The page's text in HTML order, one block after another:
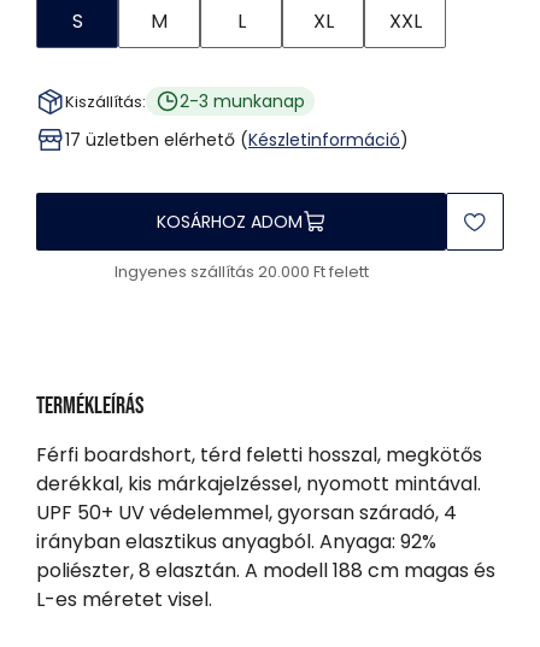
S M L XL XXL
Kiszállítás:
2-3 munkanap
17 üzletben elérhető (Készletinformáció)
KOSÁRHOZ ADOM
Ingyenes szállítás 20.000 Ft felett
Termékleírás
Férfi boardshort, térd feletti hosszal, megkötős
derékkal, kis márkajelzéssel, nyomott mintával.
UPF 50+ UV védelemmel, gyorsan száradó, 4
irányban elasztikus anyagból. Anyaga: 92%
poliészter, 8 elasztán. A modell 188 cm magas és
L-es méretet visel.